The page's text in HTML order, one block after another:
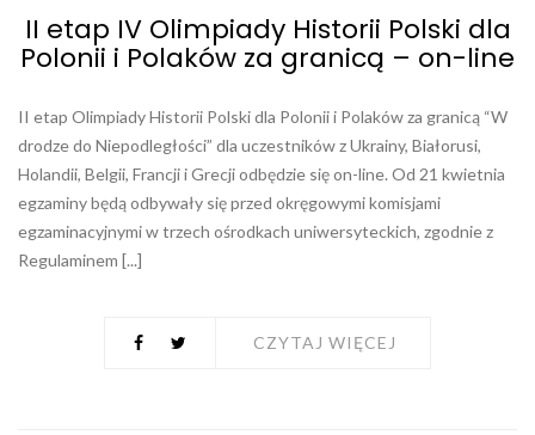
II etap IV Olimpiady Historii Polski dla
Polonii i Polaków za granicą – on-line
II etap Olimpiady Historii Polski dla Polonii i Polaków za granicą “W
drodze do Niepodległości” dla uczestników z Ukrainy, Białorusi,
Holandii, Belgii, Francji i Grecji odbędzie się on-line. Od 21 kwietnia
egzaminy będą odbywały się przed okręgowymi komisjami
egzaminacyjnymi w trzech ośrodkach uniwersyteckich, zgodnie z
Regulaminem [...]
CZYTAJ WIĘCEJ